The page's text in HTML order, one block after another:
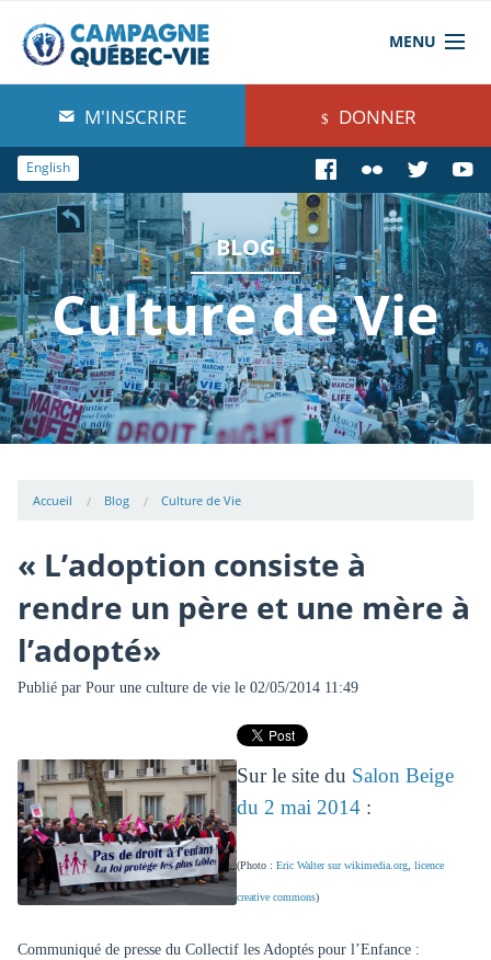
MENU
À propos de nous
Blog
Comprendre
Agir
Boutique
M'INSCRIRE DONNER
English
BLOG
Culture de Vie
Accueil Blog Culture de Vie
« L’adoption consiste à
rendre un père et une mère à
l’adopté»
Publié par Pour une culture de viele 02/05/2014 11:49
Sur le site du Salon Beige
du 2 mai 2014:
(Photo : Eric Walter sur wikimedia.org, licence
creative commons)
Communiqué de presse du Collectif les Adoptés pour l’Enfance :